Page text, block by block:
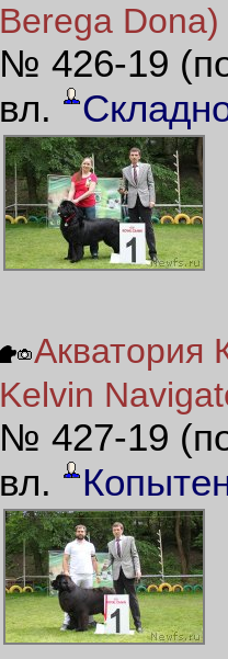
Berega Dona)
№ 426-19
вл.
Акватория
Kelvin
№ 427-19
вл.